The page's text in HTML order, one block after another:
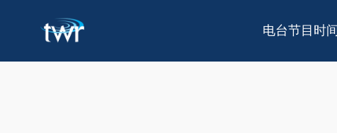
电台节目时